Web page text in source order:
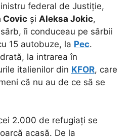
federal de Justiție,
Covic și Aleksa Jokic,
îi conduceau pe sârbii
15 autobuze, la Pec.
la intrarea în
italienilor din KFOR, care
că nu au de ce să se
2.000 de refugiați se
acasă. De la